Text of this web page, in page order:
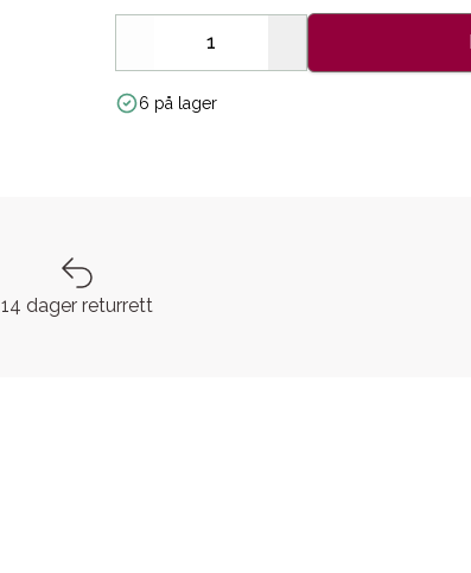
Decrease
6 på lager
14 dager returrett